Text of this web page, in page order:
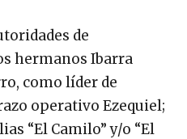
de
hermanos Ibarra
como líder de
operativo Ezequiel;
“El Camilo” y/o “El